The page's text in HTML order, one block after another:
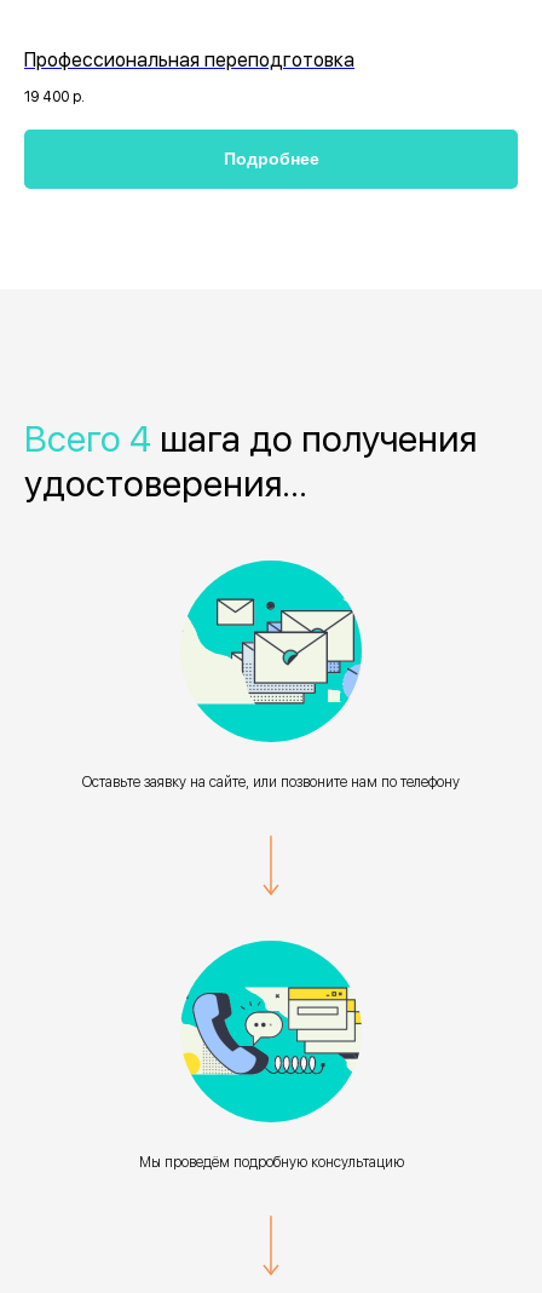
Профессиональная переподготовка
19 400 р.
Подробнее
Всего 4 шага до получения
удостоверения...
Оставьте заявку на сайте, или позвоните нам по телефону
Мы проведём подробную консультацию